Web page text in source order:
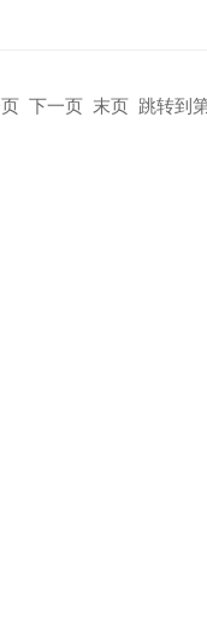
下一页 末页 跳转到